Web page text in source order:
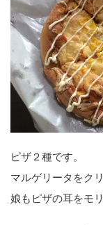
ピザ２種です。
マルゲリータをク
娘もピザの耳をモ